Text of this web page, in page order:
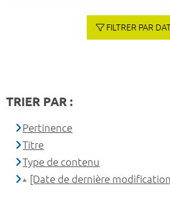
FILTRER PAR
TRIER PAR :
Pertinence
Titre
Type de contenu
[Date de dernière